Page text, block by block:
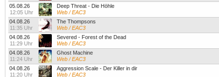
05.08.26
12:05 Uhr
Deep Threat - Die Höhle
Web / EAC3
04.08.26
11:35 Uhr
The Thompsons
Web / EAC3
04.08.26
11:29 Uhr
Severed - Forest of the Dead
Web / EAC3
04.08.26
11:24 Uhr
Ghost Machine
Web / EAC3
04.08.26
11:20 Uhr
Aggression Scale - Der Killer in dir
Web / EAC3